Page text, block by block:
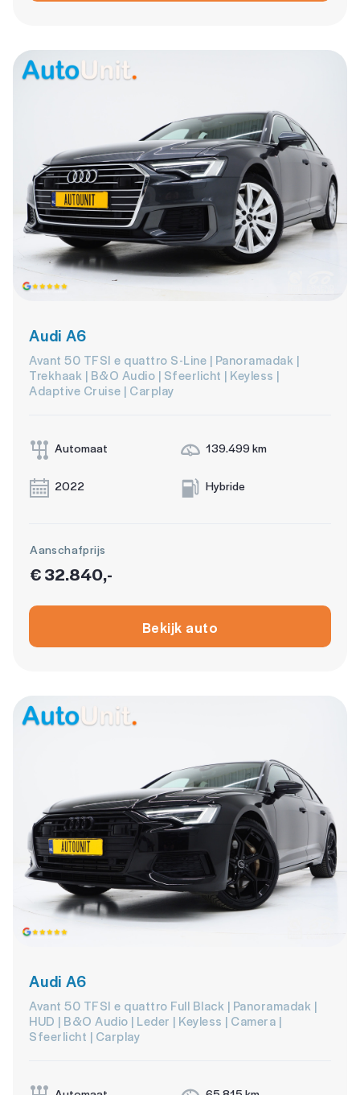
Audi A6
Avant 50 TFSI e quattro S-Line | Panoramadak |
Trekhaak | B&O Audio | Sfeerlicht | Keyless |
Adaptive Cruise | Carplay
Automaat 139.499 km
2022 Hybride
Aanschafprijs
€ 32.840,-
Bekijk auto
Audi A6
Avant 50 TFSI e quattro Full Black | Panoramadak |
HUD | B&O Audio | Leder | Keyless | Camera |
Sfeerlicht | Carplay